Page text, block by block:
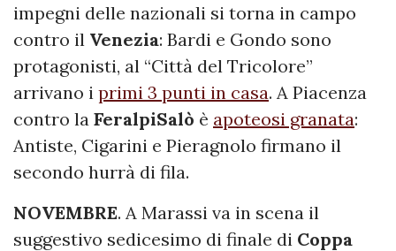
impegni delle nazionali si torna in campo
contro il Venezia: Bardi e Gondo sono
protagonisti, al “Città del Tricolore”
arrivano i primi 3 punti in casa. A Piacenza
contro la FeralpiSalò è apoteosi granata:
Antiste, Cigarini e Pieragnolo firmano il
secondo hurrà di fila.
NOVEMBRE. A Marassi va in scena il
suggestivo sedicesimo di finale di Coppa